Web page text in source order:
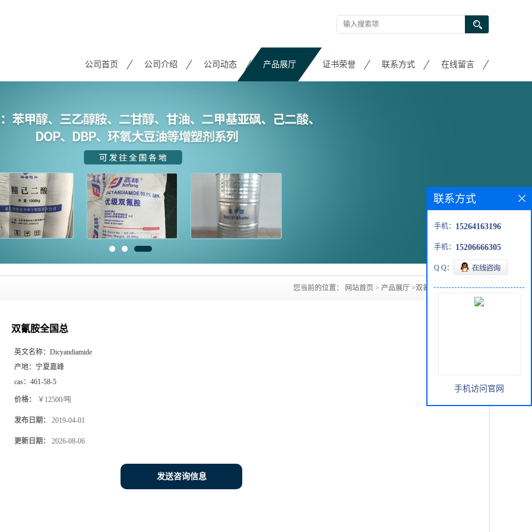
公司首页 公司介绍 公司动态 产品展厅 证书荣誉 联系方式 在线留言
您当前的位置： 网站首页 > 产品展厅 >双氰胺全国总
双氰胺全国总
英文名称： Dicyandiamide
产地： 宁夏嘉峰
cas： 461-58-5
价格： ￥12500/吨
发布日期： 2019-04-01
更新日期： 2026-08-06
发送咨询信息
联系方式
手机： 15264163196
手机： 15206666305
Q Q：
手机访问官网